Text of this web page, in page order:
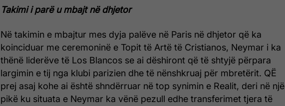
Takimi i parë u mbajt në dhjetor
Në takimin e mbajtur mes dyja palëve në Paris në dhjetor që ka
koinciduar me ceremoninë e Topit të Artë të Cristianos, Neymar i ka
thënë liderëve të Los Blancos se ai dëshiront që të shtyjë përpara
largimin e tij nga klubi parizien dhe të nënshkruaj për mbretërit. QË
prej asaj kohe ai është shndërruar në top synimin e Realit, deri në një
pikë ku situata e Neymar ka vënë pezull edhe transferimet tjera të